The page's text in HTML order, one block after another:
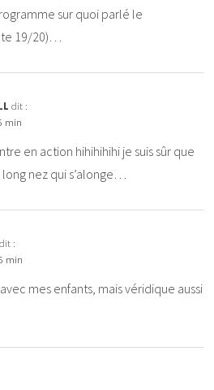
sur quoi parlé le
19/20)…
dit :
min
en action hihihihihi je suis sûr que
nez qui s’alonge…
dit :
min
mes enfants, mais véridique aussi